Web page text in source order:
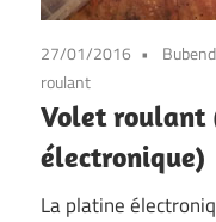
27/01/2016
roulant
Volet roulant
électronique)
La platine